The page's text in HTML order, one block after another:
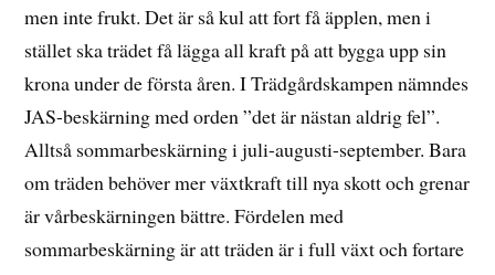
men inte frukt. Det är så kul att fort få äpplen, men i
stället ska trädet få lägga all kraft på att bygga upp sin
krona under de första åren. I Trädgårdskampen nämndes
JAS-beskärning med orden ”det är nästan aldrig fel”.
Alltså sommarbeskärning i juli-augusti-september. Bara
om träden behöver mer växtkraft till nya skott och grenar
är vårbeskärningen bättre. Fördelen med
sommarbeskärning är att träden är i full växt och fortare